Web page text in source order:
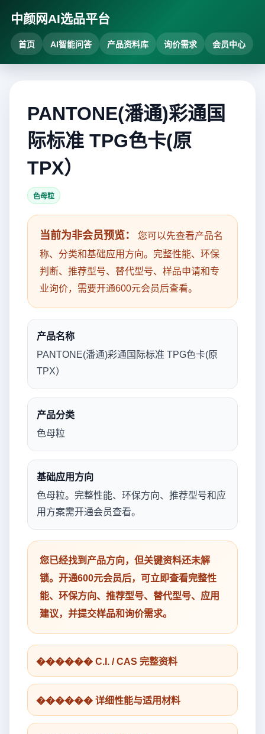
中颜网AI选品平台
首页 AI智能问答 产品资料库 询价需求 会员中心
PANTONE(潘通)彩通国
际标准 TPG色卡(原
TPX）
色母粒
当前为非会员预览：
您可以先查看产品名
称、分类和基础应用方向。完整性能、环保
判断、推荐型号、替代型号、样品申请和专
业询价，需要开通600元会员后查看。
产品名称
PANTONE(潘通)彩通国际标准 TPG色卡(原
TPX）
产品分类
色母粒
基础应用方向
色母粒。完整性能、环保方向、推荐型号和应
用方案需开通会员查看。
您已经找到产品方向，但关键资料还未解
锁。开通600元会员后，可立即查看完整性
能、环保方向、推荐型号、替代型号、应用
建议，并提交样品和询价需求。
������ C.I. / CAS 完整资料
������ 详细性能与适用材料